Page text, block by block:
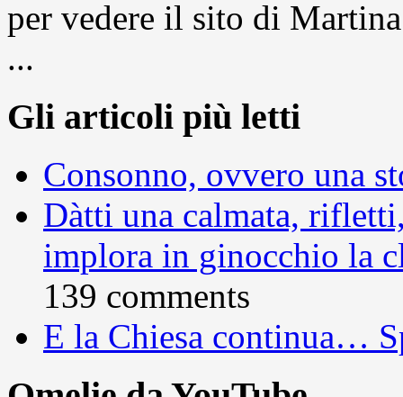
per vedere il sito di
...
Gli articoli più letti
Consonno, ovvero una
Dàtti una calmata,
implora in ginocchio la
139 comments
E la Chiesa continua…